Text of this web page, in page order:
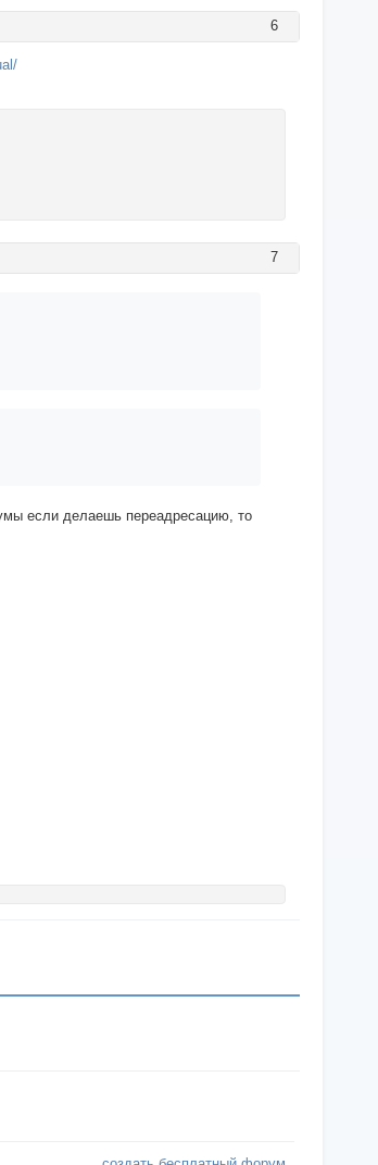
6
7
если делаешь переадресацию, то